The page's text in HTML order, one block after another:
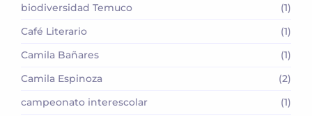
biodiversidad Temuco
(1)
Café Literario
(1)
Camila Bañares
(1)
Camila Espinoza
(2)
campeonato interescolar
(1)